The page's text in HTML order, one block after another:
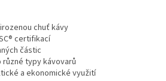
chuť kávy
certifikací
částic
typy kávovarů
a ekonomické využití